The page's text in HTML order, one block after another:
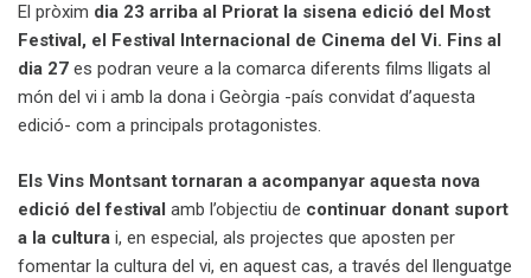
El pròxim dia 23 arriba al Priorat la sisena edició del Most
Festival, el Festival Internacional de Cinema del Vi. Fins al
dia 27 es podran veure a la comarca diferents films lligats al
món del vi i amb la dona i Geòrgia -país convidat d’aquesta
edició- com a principals protagonistes.
Els Vins Montsant tornaran a acompanyar aquesta nova
edició del festival amb l’objectiu de continuar donant suport
a la cultura i, en especial, als projectes que aposten per
fomentar la cultura del vi, en aquest cas, a través del llenguatge